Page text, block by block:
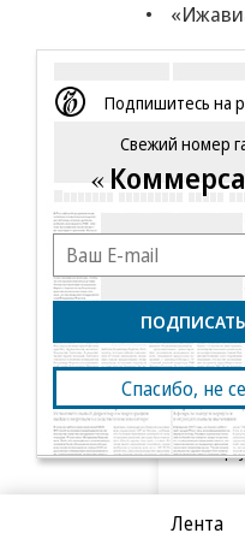
Еще
ГК
В
Лента
Подпишитесь на
Свежий номер
Спасибо, не